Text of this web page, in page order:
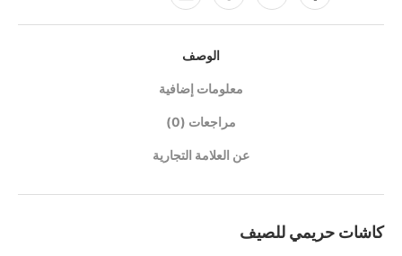
الوصف
معلومات إضافية
مراجعات (0)
عن العلامة التجارية
كاشات حريمي للصيف